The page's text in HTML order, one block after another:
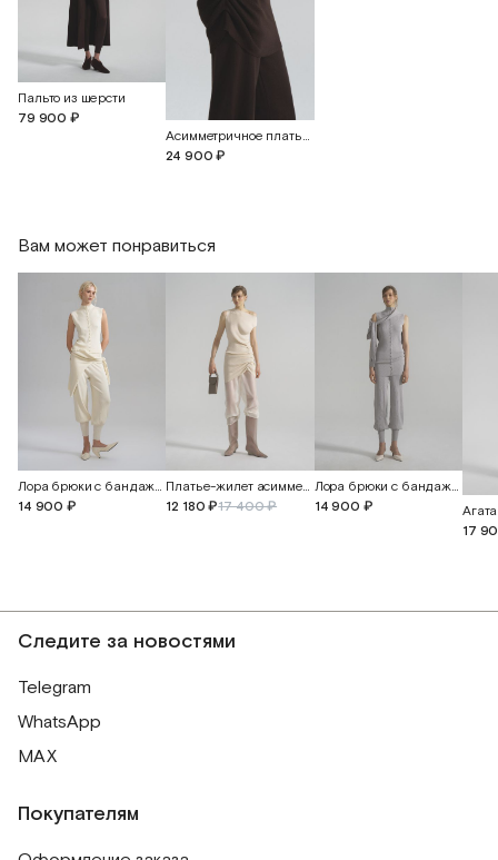
Пальто из шерсти
79 900 ₽
Асимметричное платье со сборкой
24 900 ₽
Вам может понравиться
Лора брюки с бандажным поясом и манжетами
14 900 ₽
Платье-жилет асимметричное
12 180 ₽17 400 ₽
Лора брюки с бандажным поясом и манжетами
14 900 ₽
17
Следите за новостями
Telegram
WhatsApp
MAX
Покупателям